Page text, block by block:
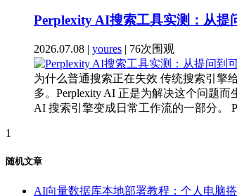
Perplexity AI搜索工具实测：从提
2026.07.08 | youres | 76次围观
为什么普通搜索正在失效 传统搜索引
多。Perplexity AI 正是为解决这个问题
AI 搜索引擎变成日常工作流的一部分。
1
随机文章
AI向量数据库本地部署教程：个人电脑